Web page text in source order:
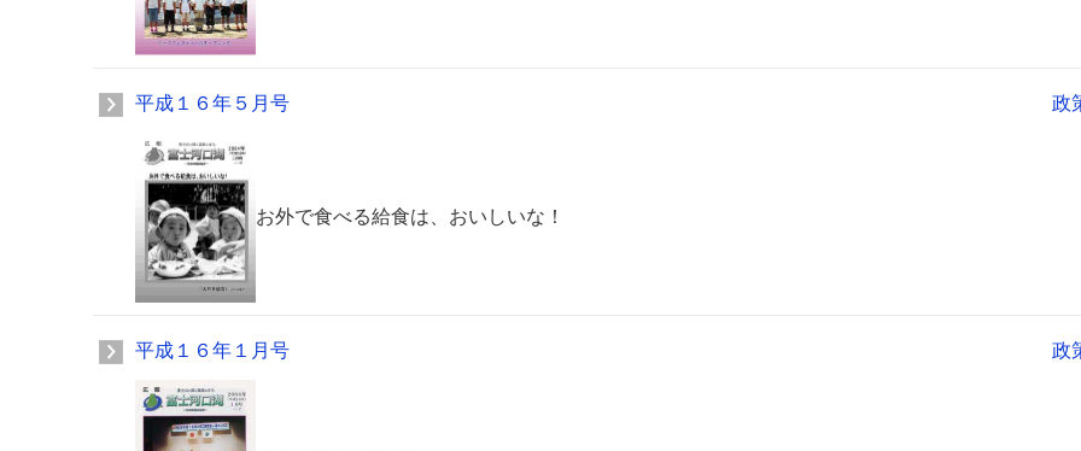
平成１６年５月号 政
お外で食べる給食は、おいしいな！
平成１６年１月号 政